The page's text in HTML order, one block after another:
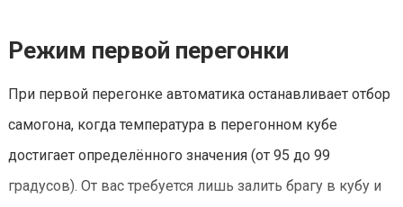
Режим первой перегонки
При первой перегонке автоматика останавливает отбор
самогона, когда температура в перегонном кубе
достигает определённого значения (от 95 до 99
градусов). От вас требуется лишь залить брагу в кубу и